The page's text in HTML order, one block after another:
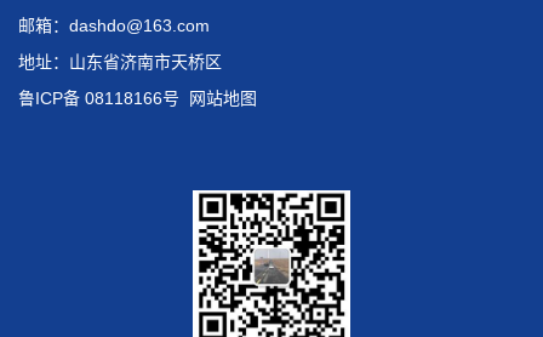
邮箱：dashdo@163.com
地址：山东省济南市天桥区
鲁ICP备 08118166号
网站地图